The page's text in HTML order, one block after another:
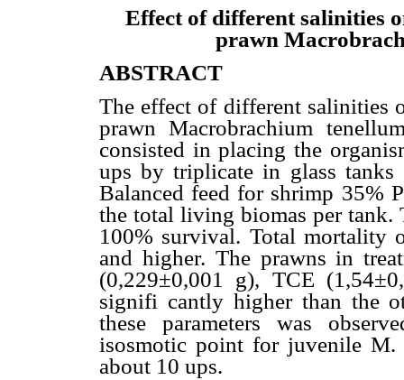
Effect of different salinities
prawn
ABSTRACT
The effect of different salinities
prawn Macrobrachium
consisted in placing the
ups by triplicate in glass
Balanced feed for shrimp 35%
the total living biomas per tank.
100% survival. Total mortality
and higher. The prawns in
(0,229±0,001 g), TCE
signifi cantly higher than the
these parameters was
isosmotic point for juvenile M.
about 10 ups.